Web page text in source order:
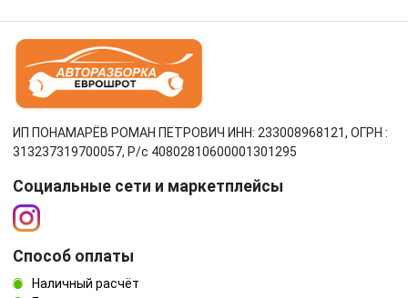
ИП ПОНАМАРЁВ РОМАН ПЕТРОВИЧ ИНН: 233008968121, ОГРН :
313237319700057, Р/c 40802810600001301295
Социальные сети и маркетплейсы
Способ оплаты
Наличный расчёт